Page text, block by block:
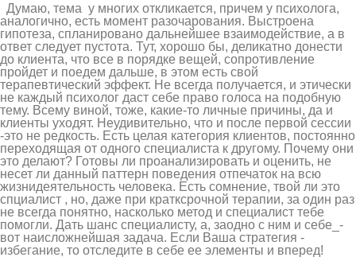
Думаю, тема у многих откликается, причем у психолога,
аналогично, есть момент разочарования. Выстроена
гипотеза, спланировано дальнейшее взаимодействие, а в
ответ следует пустота. Тут, хорошо бы, деликатно донести
до клиента, что все в порядке вещей, сопротивление
пройдет и поедем дальше, в этом есть свой
терапевтический эффект. Не всегда получается, и этически
не каждый психолог даст себе право голоса на подобную
тему. Всему виной, тоже, какие-то личные причины, да и
клиенты уходят. Неудивительно, что и после первой сессии
-это не редкость. Есть целая категория клиентов, постоянно
переходящая от одного специалиста к другому. Почему они
это делают? Готовы ли проанализировать и оценить, не
несет ли данный паттерн поведения отпечаток на всю
жизнидеятельность человека. Есть сомнение, твой ли это
спциалист , но, даже при кратксрочной терапии, за один раз
не всегда понятно, насколько метод и специалист тебе
помогли. Дать шанс специалисту, а, заодно с ним и себе_-
вот наисложнейшая задача. Если Ваша стратегия -
избегание, то отследите в себе ее элементы и вперед!